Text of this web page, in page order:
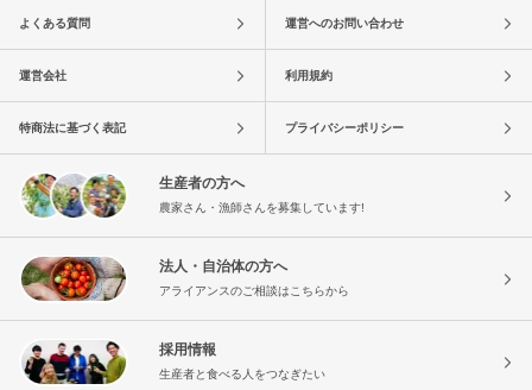
よくある質問 運営へのお問い合わせ
運営会社 利用規約
特商法に基づく表記 プライバシーポリシー
生産者の方へ
農家さん・漁師さんを募集しています!
法人・自治体の方へ
アライアンスのご相談はこちらから
採用情報
生産者と食べる人をつなぎたい